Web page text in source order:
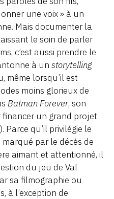
une voix » à un
Mais documenter la
le soin de parler
c’est aussi prendre le
à un storytelling
même lorsqu’il est
moins glorieux de
BatmanForever, son
financer un grand projet
Parce qu’il privilégie le
par le décès de
aimant et attentionné, il
du jeu de Val
sa filmographie ou
à l’exception de